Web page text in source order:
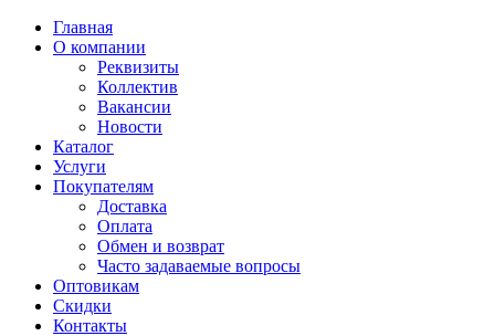
Главная
О компании
Реквизиты
Коллектив
Вакансии
Новости
Каталог
Услуги
Покупателям
Доставка
Оплата
Обмен и возврат
Часто задаваемые вопросы
Оптовикам
Скидки
Контакты